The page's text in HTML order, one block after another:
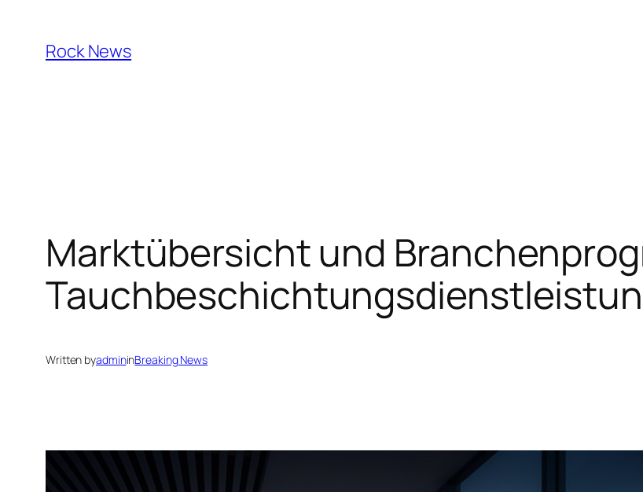
content
Rock News
Marktübersicht und
Written byadmininBreaking News